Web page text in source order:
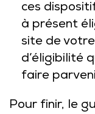
ces
à présent
site de
d’éligibilité
faire
Pour finir, le